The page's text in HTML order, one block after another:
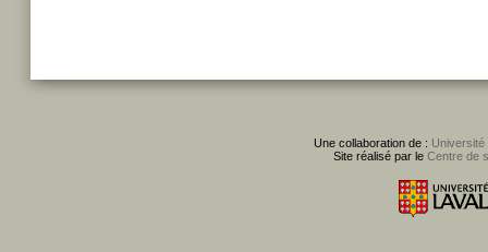
Une collaboration de : Université
Site réalisé par le Centre de